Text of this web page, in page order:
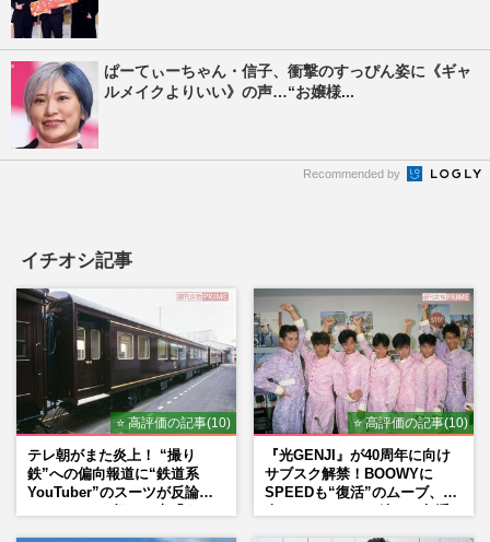
ぱーてぃーちゃん・信子、衝撃のすっぴん姿に《ギャ
ルメイクよりいい》の声…“お嬢様...
Recommended by
イチオシ記事
⭐ 高評価の記事(10)
テレ朝がまた炎上！ “撮り
鉄”への偏向報道に“鉄道系
YouTuber”のスーツが反論
⭐ 高評価の記事(10)
『光GENJI』が40周年に向け
サブスク解禁！BOOWYに
SPEEDも“復活”のムーブ、本